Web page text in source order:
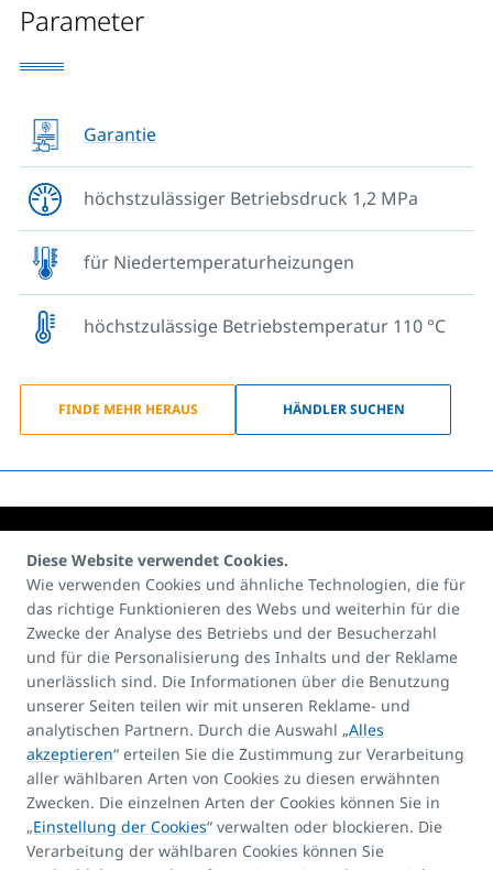
Parameter
Garantie
höchstzulässiger Betriebsdruck 1,2 MPa
für Niedertemperaturheizungen
höchstzulässige Betriebstemperatur 110 °C
FINDE MEHR HERAUS HÄNDLER SUCHEN
Kontakte:
E-mail
info@korado.at
Produkt-Assistent
FAQ
Diese Website verwendet Cookies.
Wie verwenden Cookies und ähnliche Technologien, die für
das richtige Funktionieren des Webs und weiterhin für die
Zwecke der Analyse des Betriebs und der Besucherzahl
und für die Personalisierung des Inhalts und der Reklame
unerlässlich sind. Die Informationen über die Benutzung
unserer Seiten teilen wir mit unseren Reklame- und
analytischen Partnern. Durch die Auswahl „Alles
akzeptieren“ erteilen Sie die Zustimmung zur Verarbeitung
aller wählbaren Arten von Cookies zu diesen erwähnten
Zwecken. Die einzelnen Arten der Cookies können Sie in
„Einstellung der Cookies“ verwalten oder blockieren. Die
Verarbeitung der wählbaren Cookies können Sie